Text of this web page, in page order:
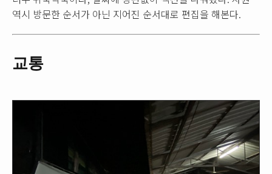
역시 방문한 순서가 아닌 지어진 순서대로 편집을 해본다.
교통